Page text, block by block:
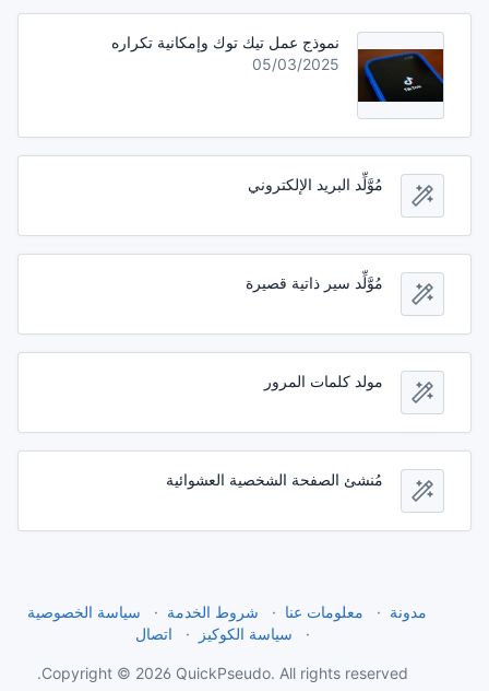
نموذج عمل تيك توك وإمكانية تكراره
05/03/2025
مُوَّلِّد البريد الإلكتروني
مُوَّلِّد سير ذاتية قصيرة
مولد كلمات المرور
مُنشئ الصفحة الشخصية العشوائية
مدونة معلومات عنا شروط الخدمة
سياسة الخصوصية
سياسة الكوكيز
اتصال
Copyright © 2026 QuickPseudo. All rights reserved.